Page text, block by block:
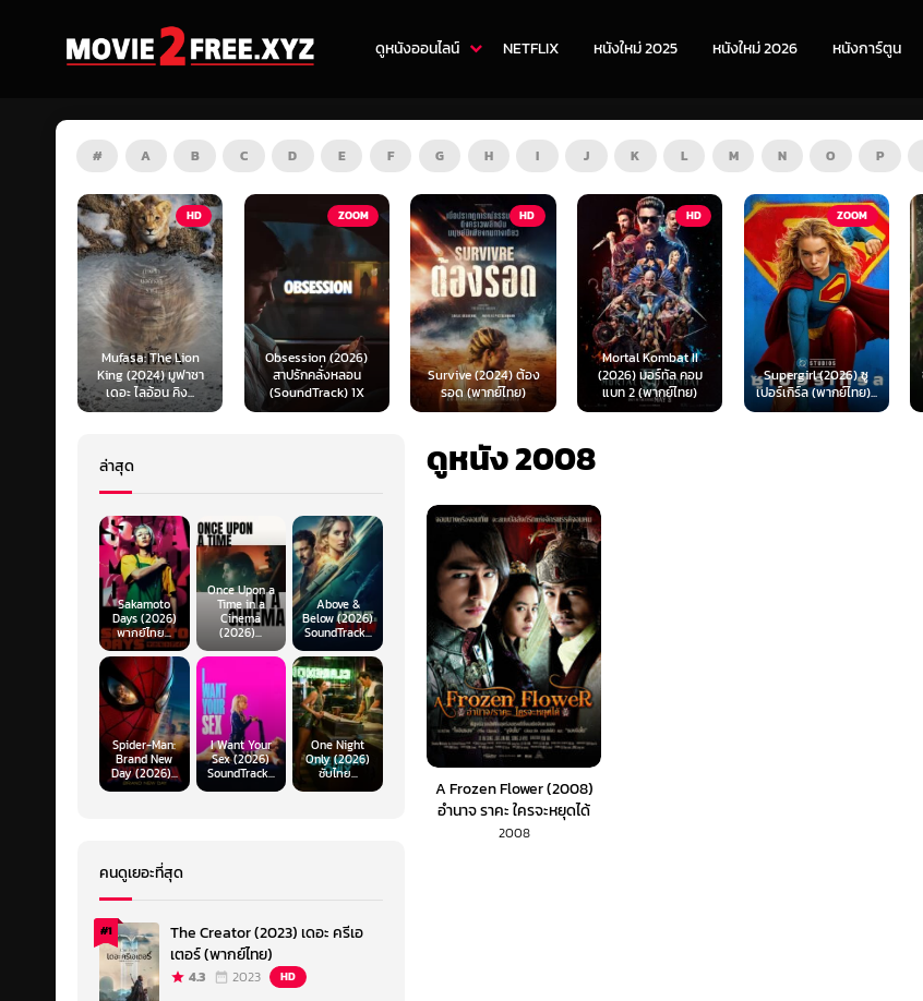
ดูหนังออนไลน์ NETFLIX หนังใหม่ 2025 หนังใหม่ 2026 หนังการ์ตูน
# A B C D E F G H I J K L M N O P
ZOOM
Obsession (2026)
สาปรักคลั่งหลอน
(SoundTrack) 1X
HD
Survive (2024) ต้อง
รอด (พากย์ไทย)
HD
Mortal Kombat II
(2026) มอร์ทัล คอม
แบท 2 (พากย์ไทย)
ZOOM
Supergirl (2026) ซู
เปอร์เกิร์ล (พากย์ไทย)...
HD
The Thursday
Murder Club (2025)
ชมรมไขคดีฆาตกรรมวัน
พฤหัส...
ดูหนัง 2008
A Frozen Flower (2008)
อำนาจ ราคะ ใครจะหยุดได้
(พากย์ไทย)
2008
ล่าสุด
Sakamoto
Days (2026)
พากย์ไทย...
Once Upon a
Time in a
Cinema
(2026)...
Above &
Below (2026)
SoundTrack...
Spider-Man:
Brand New
Day (2026)...
I Want Your
Sex (2026)
SoundTrack...
One Night
Only (2026)
ซับไทย...
คนดูเยอะที่สุด
#1
The Creator (2023) เดอะ ครีเอ
เตอร์ (พากย์ไทย)
4.3 2023 HD